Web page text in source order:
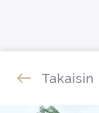
Takaisin